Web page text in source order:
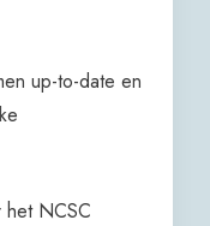
up-to-date en
het NCSC